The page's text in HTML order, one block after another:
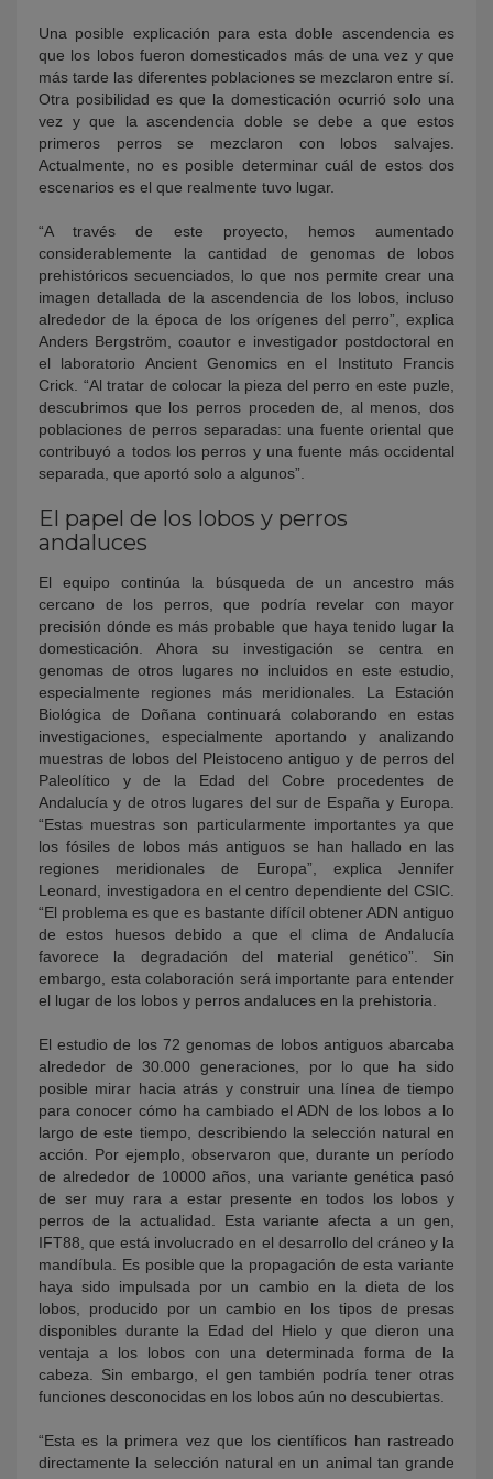
Una posible explicación para esta doble ascendencia es
que los lobos fueron domesticados más de una vez y que
más tarde las diferentes poblaciones se mezclaron entre sí.
Otra posibilidad es que la domesticación ocurrió solo una
vez y que la ascendencia doble se debe a que estos
primeros perros se mezclaron con lobos salvajes.
Actualmente, no es posible determinar cuál de estos dos
escenarios es el que realmente tuvo lugar.
“A través de este proyecto, hemos aumentado
considerablemente la cantidad de genomas de lobos
prehistóricos secuenciados, lo que nos permite crear una
imagen detallada de la ascendencia de los lobos, incluso
alrededor de la época de los orígenes del perro”, explica
Anders Bergström, coautor e investigador postdoctoral en
el laboratorio Ancient Genomics en el Instituto Francis
Crick. “Al tratar de colocar la pieza del perro en este puzle,
descubrimos que los perros proceden de, al menos, dos
poblaciones de perros separadas: una fuente oriental que
contribuyó a todos los perros y una fuente más occidental
separada, que aportó solo a algunos”.
El papel de los lobos y perros
andaluces
El equipo continúa la búsqueda de un ancestro más
cercano de los perros, que podría revelar con mayor
precisión dónde es más probable que haya tenido lugar la
domesticación. Ahora su investigación se centra en
genomas de otros lugares no incluidos en este estudio,
especialmente regiones más meridionales. La Estación
Biológica de Doñana continuará colaborando en estas
investigaciones, especialmente aportando y analizando
muestras de lobos del Pleistoceno antiguo y de perros del
Paleolítico y de la Edad del Cobre procedentes de
Andalucía y de otros lugares del sur de España y Europa.
“Estas muestras son particularmente importantes ya que
los fósiles de lobos más antiguos se han hallado en las
regiones meridionales de Europa”, explica Jennifer
Leonard, investigadora en el centro dependiente del CSIC.
“El problema es que es bastante difícil obtener ADN antiguo
de estos huesos debido a que el clima de Andalucía
favorece la degradación del material genético”. Sin
embargo, esta colaboración será importante para entender
el lugar de los lobos y perros andaluces en la prehistoria.
El estudio de los 72 genomas de lobos antiguos abarcaba
alrededor de 30.000 generaciones, por lo que ha sido
posible mirar hacia atrás y construir una línea de tiempo
para conocer cómo ha cambiado el ADN de los lobos a lo
largo de este tiempo, describiendo la selección natural en
acción. Por ejemplo, observaron que, durante un período
de alrededor de 10000 años, una variante genética pasó
de ser muy rara a estar presente en todos los lobos y
perros de la actualidad. Esta variante afecta a un gen,
IFT88, que está involucrado en el desarrollo del cráneo y la
mandíbula. Es posible que la propagación de esta variante
haya sido impulsada por un cambio en la dieta de los
lobos, producido por un cambio en los tipos de presas
disponibles durante la Edad del Hielo y que dieron una
ventaja a los lobos con una determinada forma de la
cabeza. Sin embargo, el gen también podría tener otras
funciones desconocidas en los lobos aún no descubiertas.
“Esta es la primera vez que los científicos han rastreado
directamente la selección natural en un animal tan grande